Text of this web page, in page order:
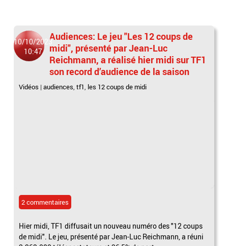
10/10/2023
10:47
Audiences: Le jeu "Les 12 coups de
midi", présenté par Jean-Luc
Reichmann, a réalisé hier midi sur TF1
son record d’audience de la saison
Vidéos |audiences ,tf1 les 12 coups de midi
2 commentaires
Hier midi, TF1 diffusait un nouveau numéro des "12 coups
de midi". Le jeu, présenté par Jean-Luc Reichmann, a réuni